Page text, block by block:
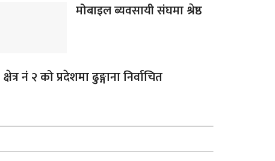
मोबाइल ब्यवसायी संघमा श्रेष्ठ
क्षेत्र नं २ को प्रदेशमा ढुङ्गाना निर्वाचित